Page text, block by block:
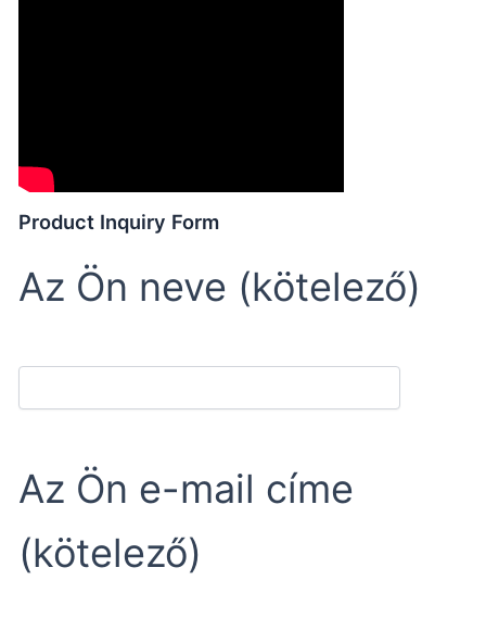
Product Inquiry Form
Az Ön neve (kötelező)
Az Ön e-mail címe
(kötelező)